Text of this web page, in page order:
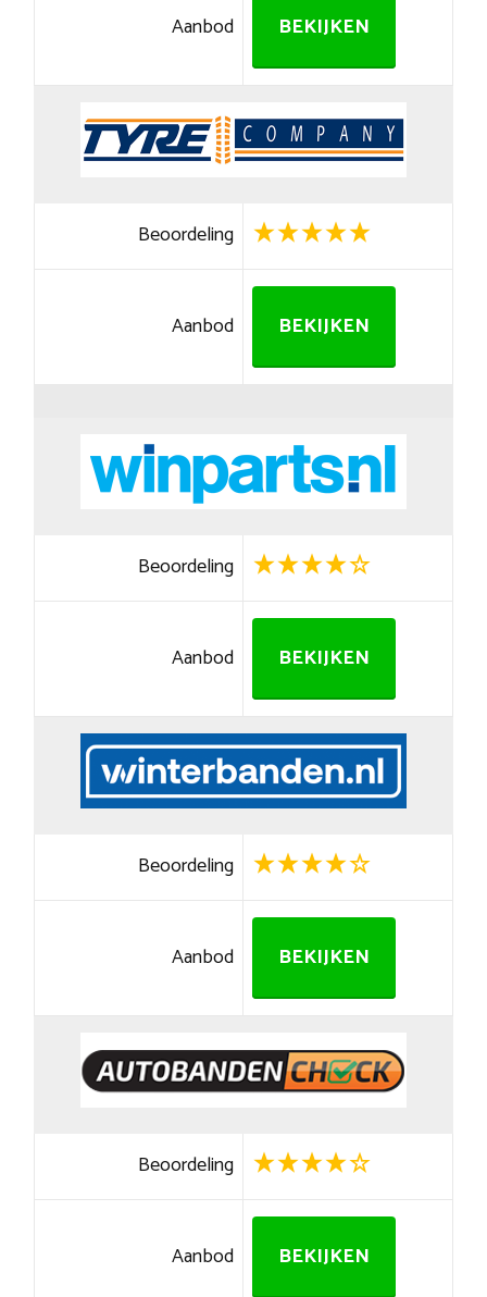
Aanbod BEKIJKEN
Beoordeling
Aanbod BEKIJKEN
Beoordeling
Aanbod BEKIJKEN
Beoordeling
Aanbod BEKIJKEN
Beoordeling
Aanbod BEKIJKEN